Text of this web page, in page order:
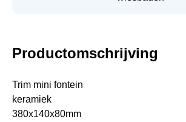
Productomschrijving
Trim mini fontein
keramiek
380x140x80mm